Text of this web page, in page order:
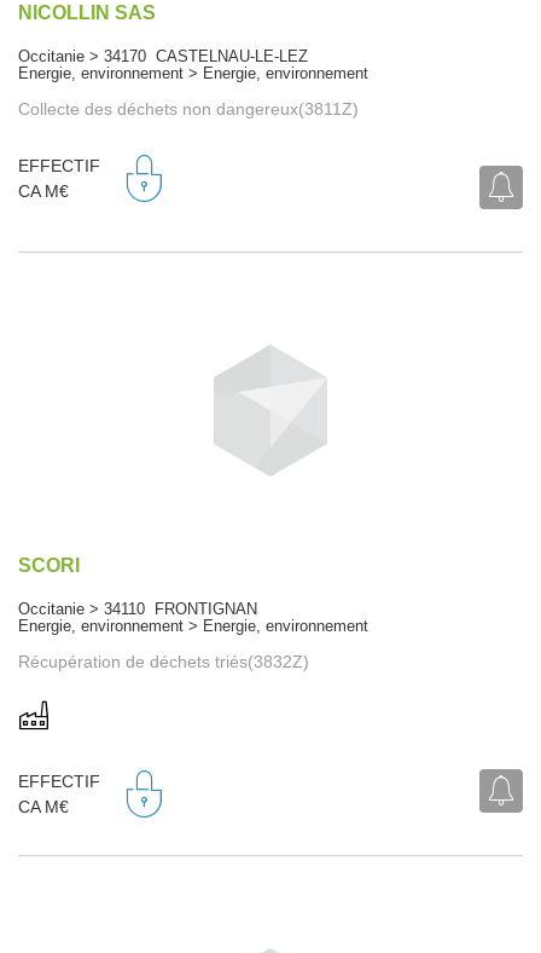
NICOLLIN SAS
Occitanie > 34170 CASTELNAU-LE-LEZ
Energie, environnement > Energie, environnement
Collecte des déchets non dangereux(3811Z)
EFFECTIF
CA M€
SCORI
Occitanie > 34110 FRONTIGNAN
Energie, environnement > Energie, environnement
Récupération de déchets triés(3832Z)
EFFECTIF
CA M€